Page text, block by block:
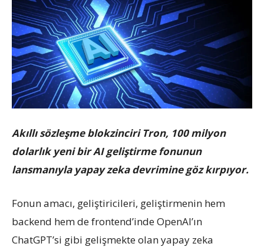
Akıllı sözleşme blokzinciri Tron, 100 milyon
dolarlık yeni bir AI geliştirme fonunun
lansmanıyla yapay zeka devrimine göz kırpıyor.
Fonun amacı, geliştiricileri, geliştirmenin hem
backend hem de frontend’inde OpenAI’ın
ChatGPT’si gibi gelişmekte olan yapay zeka